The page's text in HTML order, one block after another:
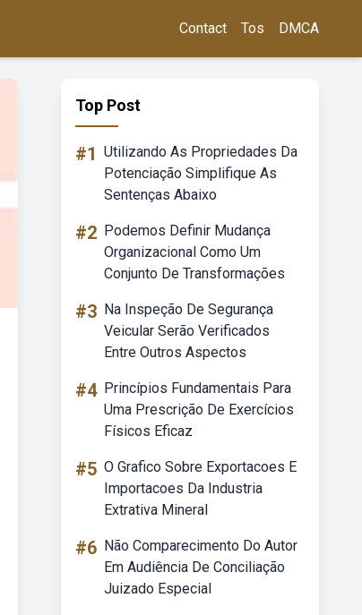
Contact Tos DMCA
Top Post
#1 Utilizando As Propriedades Da
Potenciação Simplifique As
Sentenças Abaixo
#2 Podemos Definir Mudança
Organizacional Como Um
Conjunto De Transformações
#3 Na Inspeção De Segurança
Veicular Serão Verificados
Entre Outros Aspectos
#4 Princípios Fundamentais Para
Uma Prescrição De Exercícios
Físicos Eficaz
#5 O Grafico Sobre Exportacoes E
Importacoes Da Industria
Extrativa Mineral
#6 Não Comparecimento Do Autor
Em Audiência De Conciliação
Juizado Especial